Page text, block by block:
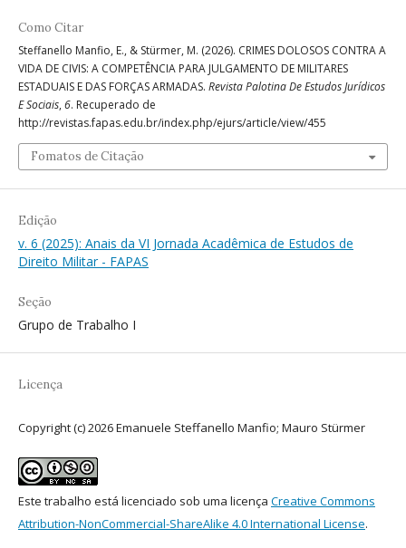
Como Citar
Steffanello Manfio, E., & Stürmer, M. (2026). CRIMES DOLOSOS CONTRA A
VIDA DE CIVIS: A COMPETÊNCIA PARA JULGAMENTO DE MILITARES
ESTADUAIS E DAS FORÇAS ARMADAS. Revista Palotina De Estudos Jurídicos
E Sociais, 6. Recuperado de
http://revistas.fapas.edu.br/index.php/ejurs/article/view/455
Fomatos de Citação
Edição
v. 6 (2025): Anais da VI Jornada Acadêmica de Estudos de
Direito Militar - FAPAS
Seção
Grupo de Trabalho I
Licença
Copyright (c) 2026 Emanuele Steffanello Manfio; Mauro Stürmer
Este trabalho está licenciado sob uma licença Creative Commons
Attribution-NonCommercial-ShareAlike 4.0 International License.